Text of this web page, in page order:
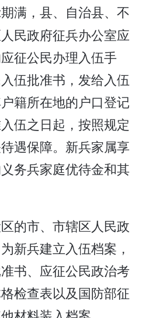
满，县、自治县、不
民政府征兵办公室应
征公民办理入伍手
伍批准书，发给入伍
籍所在地的户口登记
伍之日起，按照规定
遇保障。新兵家属享
务兵家庭优待金和其
的市、市辖区人民政
新兵建立入伍档案，
书、应征公民政治考
检查表以及国防部征